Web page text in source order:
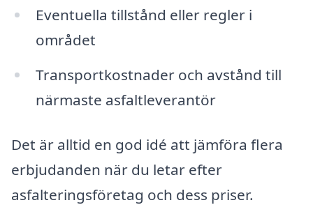
Eventuella tillstånd eller regler i
området
Transportkostnader och avstånd till
närmaste asfaltleverantör
Det är alltid en god idé att jämföra flera
erbjudanden när du letar efter
asfalteringsföretag och dess priser.